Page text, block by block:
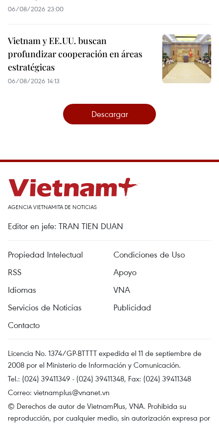
06/08/2026 23:00
Vietnam y EE.UU. buscan
profundizar cooperación en áreas
estratégicas
06/08/2026 14:13
Descargar
AGENCIA VIETNAMITA DE NOTICIAS
Editor en jefe: TRAN TIEN DUAN
Propiedad Intelectual
Condiciones de Uso
RSS
Apoyo
Idiomas
VNA
Servicios de Noticias
Publicidad
Contacto
Licencia No. 1374/GP-BTTTT expedida el 11 de septiembre de
2008 por el Ministerio de Información y Comunicación.
Tel.: (024) 39411349 - (024) 39411348, Fax: (024) 39411348
Correo: vietnamplus@vnanet.vn
© Derechos de autor de VietnamPlus, VNA. Prohibida su
reproducción, por cualquier medio, sin autorización expresa por